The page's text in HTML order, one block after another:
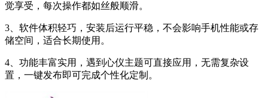
觉享受，每次操作都如丝般顺滑。
3、软件体积轻巧，安装后运行平稳，不会影响手机性能或存
储空间，适合长期使用。
4、功能丰富实用，遇到心仪主题可直接应用，无需复杂设
置，一键发布即可完成个性化定制。